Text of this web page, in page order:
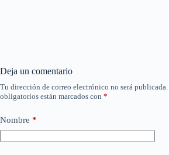
Deja un comentario
Tu dirección de correo electrónico no será publicada.
obligatorios están marcados con *
Nombre *